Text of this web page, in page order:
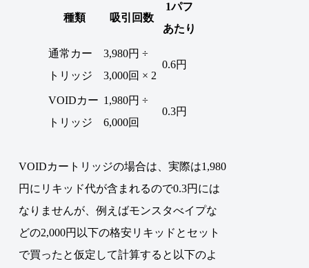
種類 吸引回数
1パフ
あたり
通常カー
トリッジ
3,980円 ÷
3,000回 × 2
0.6円
VOIDカー
トリッジ
1,980円 ÷
6,000回
0.3円
VOIDカートリッジの場合は、実際は1,980
円にリキッド代が含まれるので0.3円には
なりませんが、例えばモンスタべイプな
どの2,000円以下の格安リキッドとセット
で買ったと仮定して計算すると以下のよ